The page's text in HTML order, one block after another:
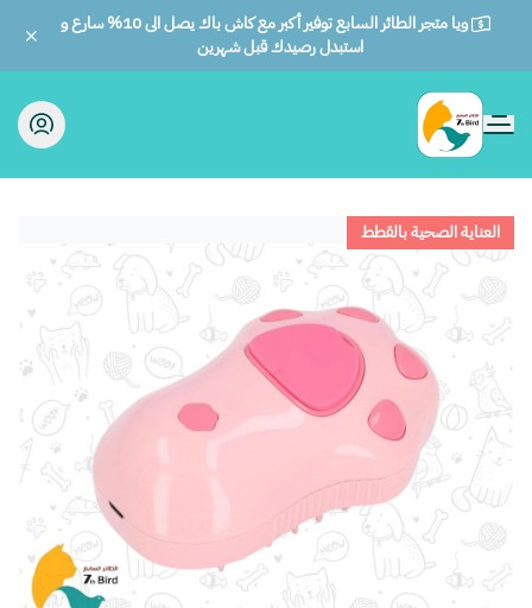
ويا متجر الطائر السابع توفير أكبر مع كاش باك يصل الى 10% سارع و
استبدل رصيدك قبل شهرين
الطائر السابع للحيوانات
العناية الصحية بالقطط